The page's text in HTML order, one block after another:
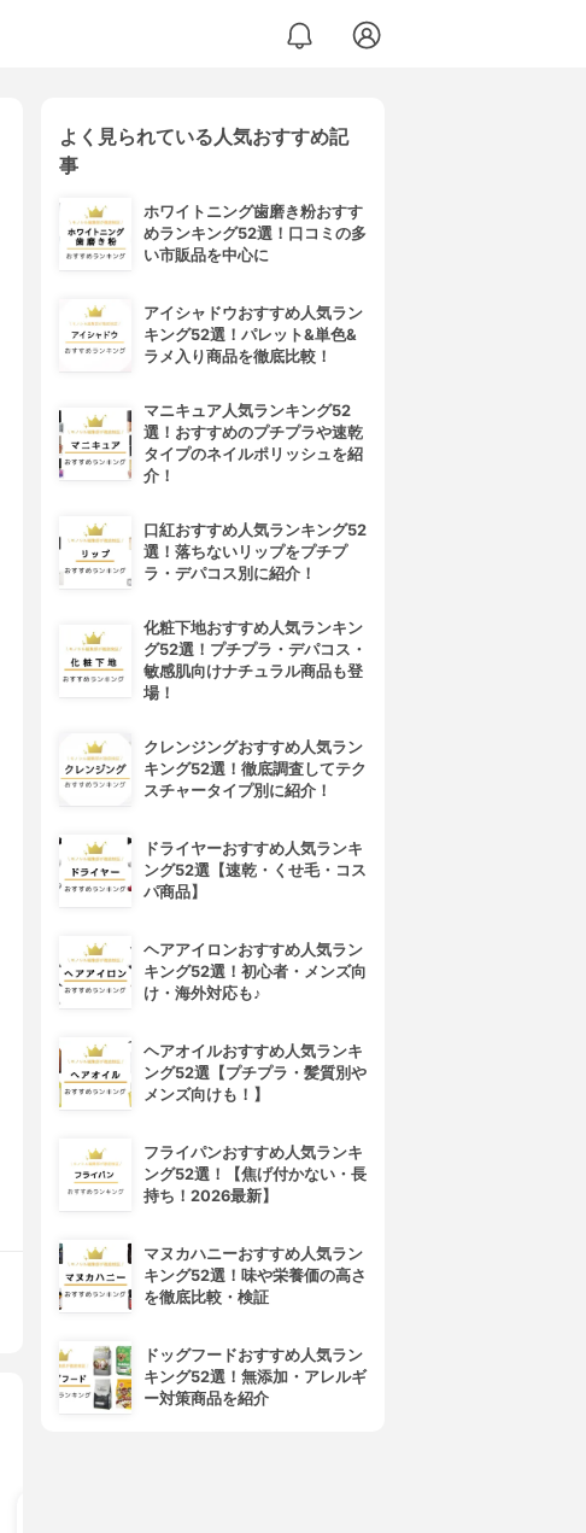
よく見られている人気おすすめ記
事
ホワイトニング歯磨き粉おすす
めランキング52選！口コミの多
い市販品を中心に
アイシャドウおすすめ人気ラン
キング52選！パレット&単色&
ラメ入り商品を徹底比較！
マニキュア人気ランキング52
選！おすすめのプチプラや速乾
タイプのネイルポリッシュを紹
介！
口紅おすすめ人気ランキング52
選！落ちないリップをプチプ
ラ・デパコス別に紹介！
化粧下地おすすめ人気ランキン
グ52選！プチプラ・デパコス・
敏感肌向けナチュラル商品も登
場！
クレンジングおすすめ人気ラン
キング52選！徹底調査してテク
スチャータイプ別に紹介！
ドライヤーおすすめ人気ランキ
ング52選【速乾・くせ毛・コス
パ商品】
ヘアアイロンおすすめ人気ラン
キング52選！初心者・メンズ向
け・海外対応も♪
ヘアオイルおすすめ人気ランキ
ング52選【プチプラ・髪質別や
メンズ向けも！】
フライパンおすすめ人気ランキ
ング52選！【焦げ付かない・長
持ち！2026最新】
マヌカハニーおすすめ人気ラン
キング52選！味や栄養価の高さ
を徹底比較・検証
ドッグフードおすすめ人気ラン
キング52選！無添加・アレルギ
ー対策商品を紹介